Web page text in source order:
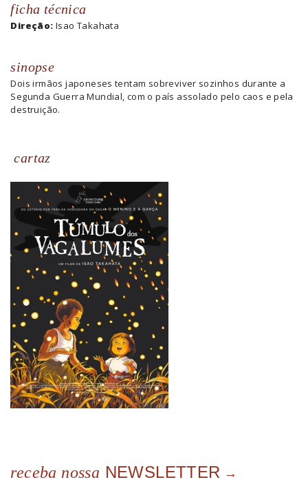
ficha técnica
Direção: Isao Takahata
sinopse
Dois irmãos japoneses tentam sobreviver sozinhos durante a
Segunda Guerra Mundial, com o país assolado pelo caos e pela
destruição.
cartaz
receba nossa NEWSLETTER